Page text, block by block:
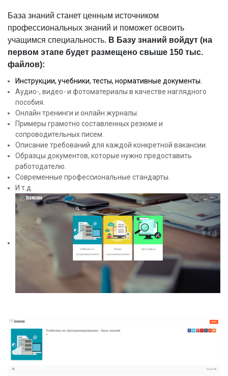
База знаний станет ценным источником
профессиональных знаний и поможет освоить
учащимся специальность. В Базу знаний войдут (на
первом этапе будет размещено свыше 150 тыс.
файлов):
Инструкции, учебники, тесты, нормативные документы.
Аудио-, видео- и фотоматериалы в качестве наглядного
пособия.
Онлайн тренинги и онлайн журналы.
Примеры грамотно составленных резюме и
сопроводительных писем.
Описание требований для каждой конкретной вакансии.
Образцы документов, которые нужно предоставить
работодателю.
Современные профессиональные стандарты.
И т.д.